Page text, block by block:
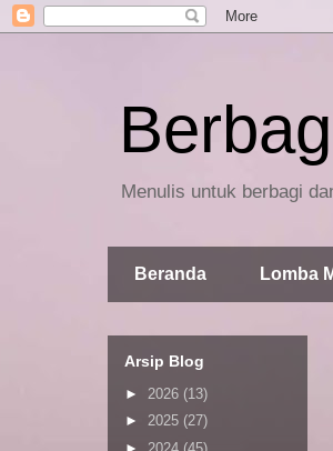
Menulis untuk berbagi
Beranda Lomba
Arsip Blog
► 2026 (13)
► 2025 (27)